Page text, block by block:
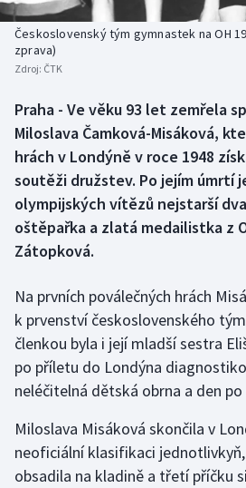
Biatlon
Boby a skeleton
Box
Curling
Dostihy
Florbal
Futsal
Golf
Gymnastika
Házená
Jezdectví
Aplikace ČT sport
AZ kvíz
Československý tým gymnastek na OH
zprava)
Zdroj: ČTK
Praha - Ve věku 93 let zemřela
Miloslava Čamková-Misáková,
hrách v Londýně v roce 1948
soutěži družstev. Po jejím úmrtí
olympijských vítězů nejstarší
oštěpařka a zlatá medailistka z
Zátopková.
Na prvních poválečných hrách
k prvenství československého
členkou byla i její mladší sestra
po příletu do Londýna
neléčitelná dětská obrna a den
Miloslava Misáková skončila v
neoficiální klasifikaci
obsadila na kladině a třetí příčku